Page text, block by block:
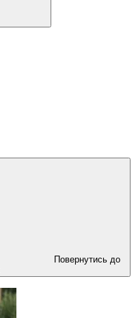
Повернутись до